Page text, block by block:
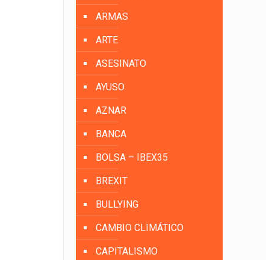
ARMAS
ARTE
ASESINATO
AYUSO
AZNAR
BANCA
BOLSA – IBEX35
BREXIT
BULLYING
CAMBIO CLIMÁTICO
CAPITALISMO